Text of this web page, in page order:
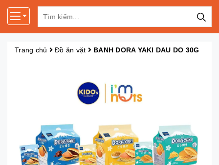
Trang chủ Đồ ăn vặt BANH DORA YAKI DAU DO 30G